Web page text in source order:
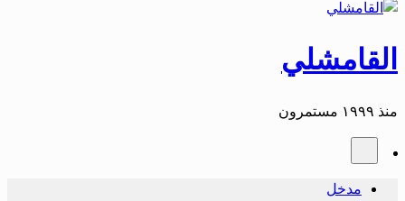
القامشلي
منذ ١٩٩٩ مستمرون
مدخل